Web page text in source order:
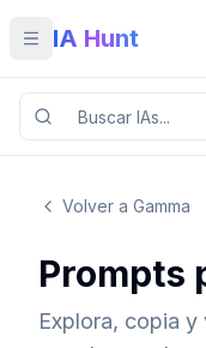
Toggle menu
IA Hunt
Volver a Gamma
Prompts
Explora, copia